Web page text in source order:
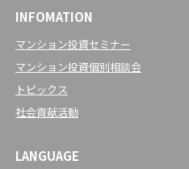
INFOMATION
マンション投資セミナー
マンション投資個別相談会
トピックス
社会貢献活動
LANGUAGE